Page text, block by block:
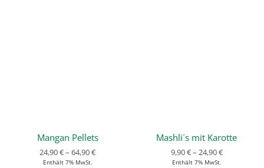
Mangan Pellets
24,90€– 64,90€
Enthält 7% MwSt.
Mashli´s mit Karotte
9,90€– 24,90€
Enthält 7% MwSt.